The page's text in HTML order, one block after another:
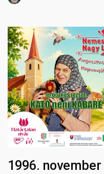
1996.